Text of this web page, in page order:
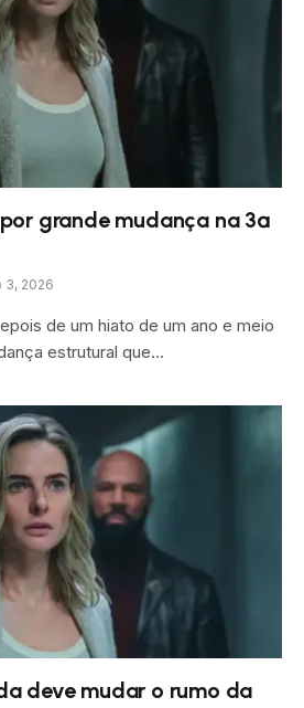
grande mudança na 3ª
3, 2026
de um hiato de um ano e meio
estrutural que…
deve mudar o rumo da